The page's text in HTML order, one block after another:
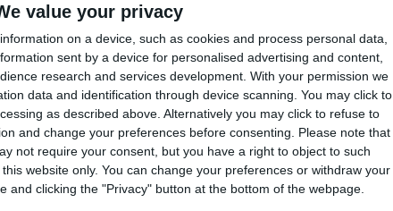
value your privacy
on a device, such as cookies and process personal data,
sent by a device for personalised advertising and content,
research and services development. With your permission we
data and identification through device scanning. You may click to
as described above. Alternatively you may click to refuse to
and change your preferences before consenting.
Please note that
not require your consent, but you have a right to object to such
website only. You can change your preferences or withdraw your
and clicking the "Privacy" button at the bottom of the webpage.